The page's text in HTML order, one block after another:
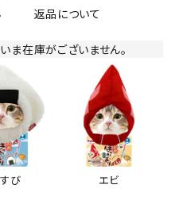
返品について
ま在庫がございません。
び エビ